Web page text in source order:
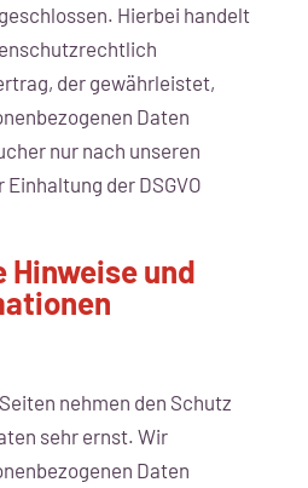
Hierbei handelt
der gewährleistet,
Daten
nur nach unseren
der DSGVO
Hinweise und
nehmen den Schutz
sehr ernst. Wir
Daten